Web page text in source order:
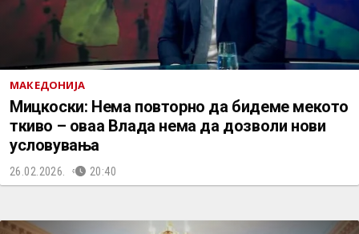
МАКЕДОНИЈА
Мицкоски: Нема повторно да бидеме мекото
ткиво – оваа Влада нема да дозволи нови
условувања
26.02.2026. 20:40